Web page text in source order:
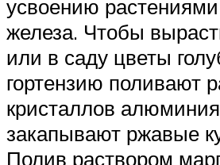
усвоению
железа. Чтобы
или в саду цветы
гортензию поливают
кристаллов
закапывают ржавые
Полив раствором